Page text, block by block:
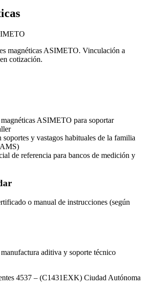
magnéticas ASIMETO. Vinculación a
cotización.
magnéticas ASIMETO para soportar
y vastagos habituales de la familia
de referencia para bancos de medición y
o manual de instrucciones (según
aditiva y soporte técnico
4537 – (C1431EXK) Ciudad Autónoma